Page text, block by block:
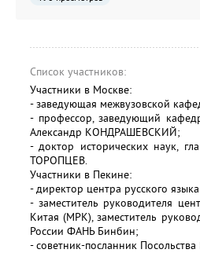
Список участников:
Участники в Москве:
- заведующая межвузовской
- профессор, заведующий
Александр КОНДРАШЕВСКИЙ;
- доктор исторических наук,
ТОРОПЦЕВ.
Участники в Пекине:
- директор центра русского
- заместитель руководителя
Китая (МРК), заместитель
России ФАНЬ Бинбин;
- советник-посланник